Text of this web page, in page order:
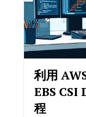
利用
EBS CSI
程